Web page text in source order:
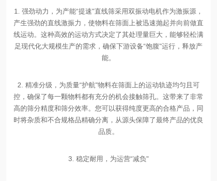
1. 强劲动力，为产能“提速"直线筛采用双振动电机作为激振源，
产生强劲的直线激振力，使物料在筛面上被迅速抛起并向前做直
线运动。这种高效的运动方式决定了其处理量巨大，能够轻松满
足现代化大规模生产的需求，确保下游设备“饱腹"运行，释放产
能。
2. 精准分级，为质量“护航"物料在筛面上的运动轨迹均匀且可
控，确保了每一颗物料都有充分的机会接触筛孔。这带来了非常
高的筛分精度和筛分效率。您可以获得纯度更高的合格产品，同
时将杂质和不合规格品精确分离，从源头保障了最终产品的优良
品质。
3. 稳定耐用，为运营“减负"